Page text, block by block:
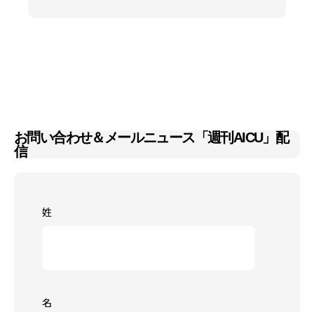
お問い合わせ＆メールニュース「週刊AICU」配
信
姓
名